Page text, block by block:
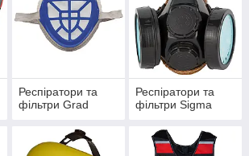
Респіратори та
фільтри Grad
Респіратори та
фільтри Sigma